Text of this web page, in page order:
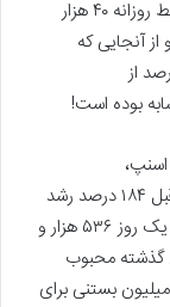
سفارش را ثبت کند. در سال گذشته، به طور متوسط روزانه ۴۰ هزار
آنجایی که
بدون نوشابه مزه نمی‌دهد ۷۵ درصد از
بوده است!
تامین‌کنندگان سوپرمارکت اسنپ نسبت به سال قبل ۱۸۴ درصد رشد
کردند. همچنین بیشترین اقلام خریداری شده در یک روز ۵۳۶ هزار و
گذشته محبوب
بوده و سوپرمارکت اسنپ در این سال بیش از ۱۴ میلیون بستنی برای